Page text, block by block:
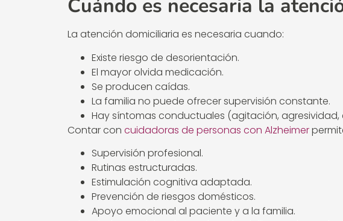
Cuándo es necesaria la
La atención domiciliaria es necesaria cuando:
Existe riesgo de desorientación.
El mayor olvida medicación.
Se producen caídas.
La familia no puede ofrecer supervisión constante.
Hay síntomas conductuales (agitación, agresividad,
Contar con cuidadoras de personas con Alzheimer
Supervisión profesional.
Rutinas estructuradas.
Estimulación cognitiva adaptada.
Prevención de riesgos domésticos.
Apoyo emocional al paciente y a la familia.